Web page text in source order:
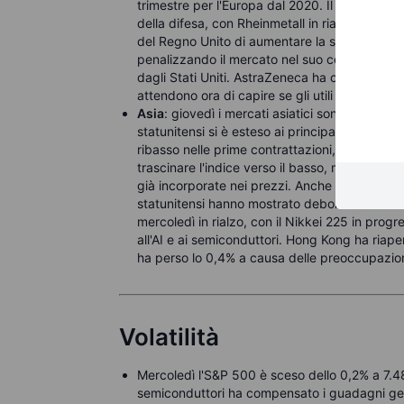
trimestre per l'Europa dal 2020. Il DAX
della difesa, con Rheinmetall in rialzo del
del Regno Unito di aumentare la spesa
penalizzando il mercato nel suo complesso
dagli Stati Uniti. AstraZeneca ha ceduto
attendono ora di capire se gli utili saranno
Asia: giovedì i mercati asiatici sono stati
statunitensi si è esteso ai principali vincitori
ribasso nelle prime contrattazioni, con SK
trascinare l'indice verso il basso, mentre gli
già incorporate nei prezzi. Anche l'indice
statunitensi hanno mostrato debolezza
mercoledì in rialzo, con il Nikkei 225 in
all'AI e ai semiconduttori. Hong Kong ha
ha perso lo 0,4% a causa delle
Volatilità
Mercoledì l'S&P 500 è sceso dello 0,2% a
semiconduttori ha compensato i guadagni